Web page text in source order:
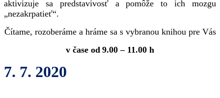
aktivizuje sa predstavivosť a pomôže to ich mozgu
„nezakrpatieť“.
Čítame, rozoberáme a hráme sa s vybranou knihou pre Vás
v čase od 9.00 – 11.00 h
7. 7. 2020